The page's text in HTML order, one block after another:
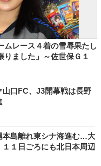
ムレース４着の雪辱果たし
りました」～佐世保Ｇ１
山口FC、J3開幕戦は長野
本島離れ東シナ海進む…大
１日ごろにも北日本周辺